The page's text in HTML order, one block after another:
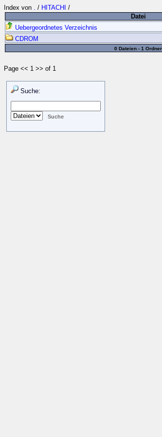
Index von . / HITACHI /
Datei
Uebergeordnetes Verzeichnis
CDROM
0 Dateien - 1 Ordner
Page << 1 >> of 1
Suche: